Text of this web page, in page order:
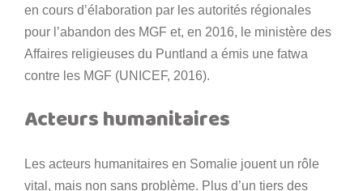
en cours d’élaboration par les autorités régionales
pour l’abandon des MGF et, en 2016, le ministère des
Affaires religieuses du Puntland a émis une fatwa
contre les MGF (UNICEF, 2016).
Acteurs humanitaires
Les acteurs humanitaires en Somalie jouent un rôle
vital, mais non sans problème. Plus d’un tiers des